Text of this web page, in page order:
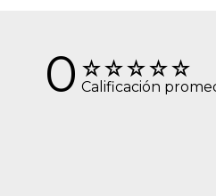
☆☆☆☆☆
0 Calificación